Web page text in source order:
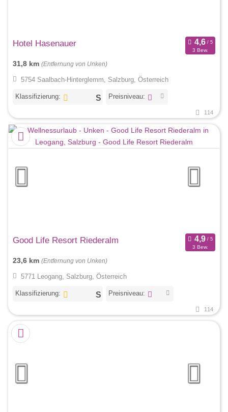
Hotel Hasenauer
3 Bew.
31,8 km (Entfernung von Unken)
5754 Saalbach-Hinterglemm, Salzburg, Österreich
Klassifizierung: Preisniveau:
114
Good Life Resort Riederalm
3 Bew.
23,6 km (Entfernung von Unken)
5771 Leogang, Salzburg, Österreich
Klassifizierung: Preisniveau:
114